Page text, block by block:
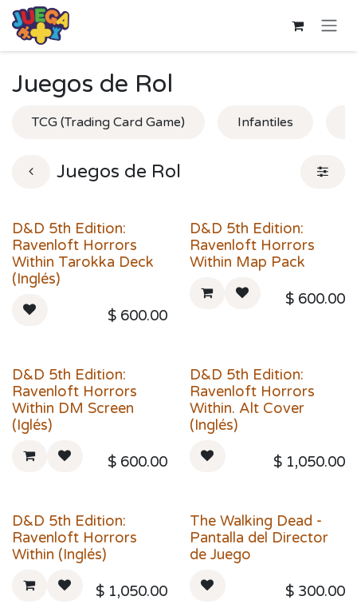
Ir al contenido
Juegos de Rol
TCG (Trading Card Game) Infantiles
Juegos de Rol
D&D 5th Edition:
Ravenloft Horrors
Within Tarokka Deck
(Inglés)
$ 600.00
D&D 5th Edition:
Ravenloft Horrors
Within Map Pack
$ 600.00
D&D 5th Edition:
Ravenloft Horrors
Within DM Screen
(Iglés)
$ 600.00
D&D 5th Edition:
Ravenloft Horrors
Within. Alt Cover
(Inglés)
$ 1,050.00
D&D 5th Edition:
Ravenloft Horrors
Within (Inglés)
$ 1,050.00
The Walking Dead -
Pantalla del Director
de Juego
$ 300.00